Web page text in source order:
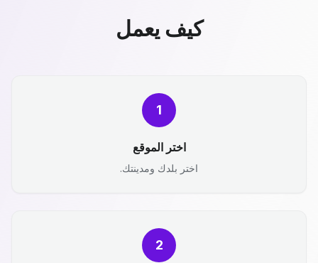
كيف يعمل
1
اختر الموقع
اختر بلدك ومدينتك.
2